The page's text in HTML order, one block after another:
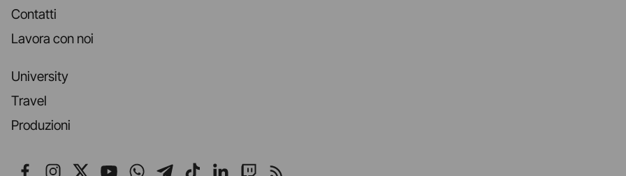
Contatti
Lavora con noi
University
Travel
Produzioni
Seguici su Facebook
Seguici su Instagram
Seguici su X
Seguici su YouTube
Seguici su WhatsApp
Seguici su Telegram
Seguici su TikTok
Seguici su LinkedIn
Seguici su Twitch
Seguici su Rss